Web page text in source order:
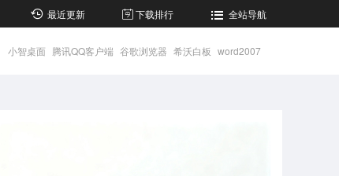
最近更新 下载排行 全站导航
小智桌面 腾讯QQ客户端 谷歌浏览器 希沃白板 word2007